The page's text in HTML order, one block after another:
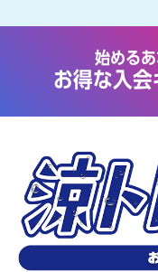
始める
お得な入会